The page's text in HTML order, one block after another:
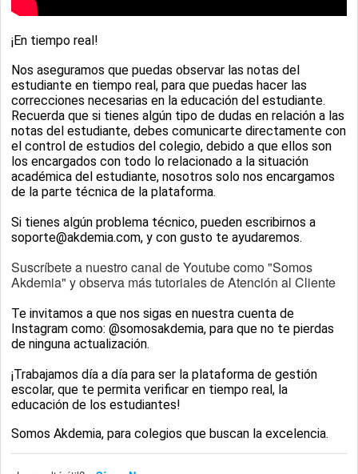
¡En tiempo real!
Nos aseguramos que puedas observar las notas del
estudiante en tiempo real, para que puedas hacer las
correcciones necesarias en la educación del estudiante.
Recuerda que si tienes algún tipo de dudas en relación a las
notas del estudiante, debes comunicarte directamente con
el control de estudios del colegio, debido a que ellos son
los encargados con todo lo relacionado a la situación
académica del estudiante, nosotros solo nos encargamos
de la parte técnica de la plataforma.
Si tienes algún problema técnico, pueden escribirnos a
soporte@akdemia.com, y con gusto te ayudaremos.
Suscríbete a nuestro canal de Youtube como "Somos
Akdemia" y observa más tutoriales de Atención al Cliente
Te invitamos a que nos sigas en nuestra cuenta de
Instagram como: @somosakdemia, para que no te pierdas
de ninguna actualización.
¡Trabajamos día a día para ser la plataforma de gestión
escolar, que te permita verificar en tiempo real, la
educación de los estudiantes!
Somos Akdemia, para colegios que buscan la excelencia.